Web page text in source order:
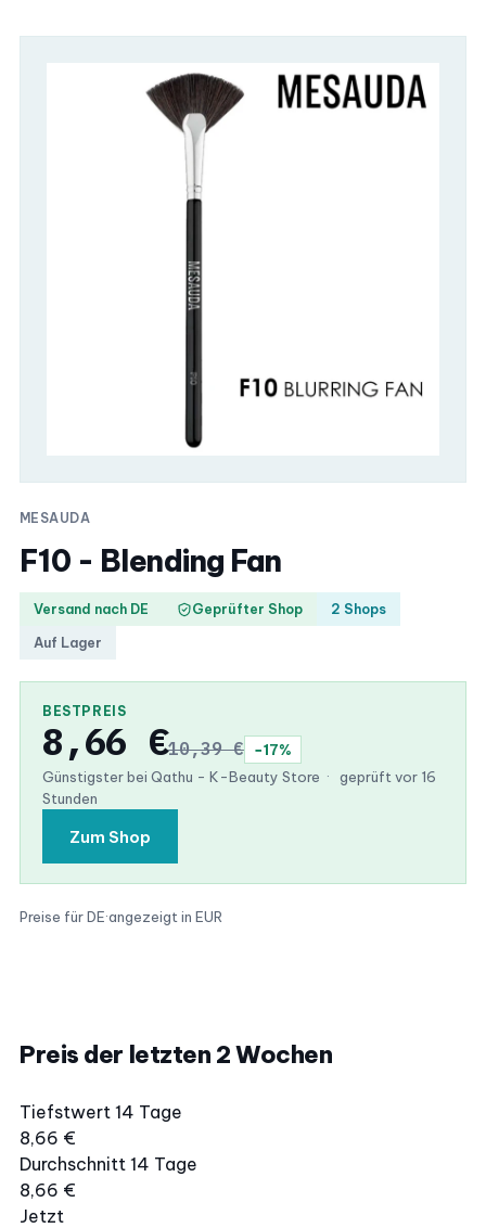
MESAUDA
F10 - Blending Fan
Versand nach DE Geprüfter Shop
2 Shops
Auf Lager
BESTPREIS
8,66 €10,39 €
−17%
Günstigster bei Qathu - K-Beauty Store ·
geprüft vor 16
Stunden
Zum Shop
Preise für DE·angezeigt in EUR
Preis der letzten 2 Wochen
Tiefstwert 14 Tage
8,66 €
Durchschnitt 14 Tage
8,66 €
Jetzt